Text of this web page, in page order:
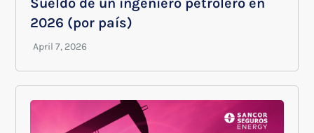
2026 (por país)